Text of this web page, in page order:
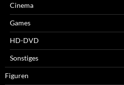
Cinema
Games
HD-DVD
Sonstiges
Figuren